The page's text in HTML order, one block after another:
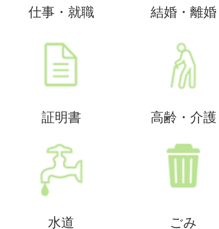
仕事・就職 結婚・離婚
証明書 高齢・介護
水道 ごみ